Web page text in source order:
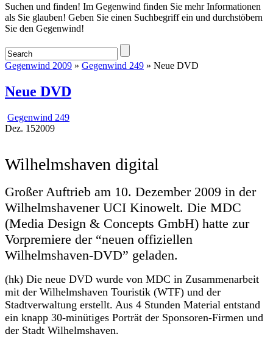
Startseite
Suchen und finden! Im Gegenwind finden Sie mehr Informationen
als Sie glauben! Geben Sie einen Suchbegriff ein und durchstöbern
Sie den Gegenwind!
Gegenwind 2009 » Gegenwind 249 » Neue DVD
Neue DVD
Gegenwind 249
Dez. 152009
Wilhelmshaven digital
Großer Auftrieb am 10. Dezember 2009 in der
Wilhelmshavener UCI Kinowelt. Die MDC
(Media Design & Concepts GmbH) hatte zur
Vorpremiere der “neuen offiziellen
Wilhelmshaven-DVD” geladen.
(hk) Die neue DVD wurde von MDC in Zusammenarbeit
mit der Wilhelmshaven Touristik (WTF) und der
Stadtverwaltung erstellt. Aus 4 Stunden Material entstand
ein knapp 30-minütiges Porträt der Sponsoren-Firmen und
der Stadt Wilhelmshaven.